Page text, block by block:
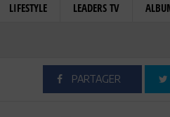
LIFESTYLE LEADERS TV
PARTAGER